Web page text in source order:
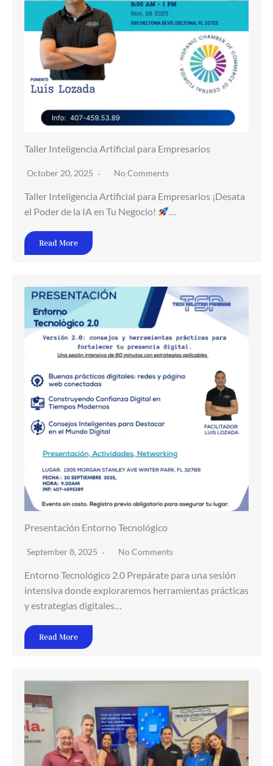
Taller Inteligencia Artificial para Empresarios
October 20, 2025 No Comments
Taller Inteligencia Artificial para Empresarios ¡Desata
el Poder de la IA en Tu Negocio!
…
Read More
Presentación Entorno Tecnológico
September 8, 2025 No Comments
Entorno Tecnológico 2.0 Prepárate para una sesión
intensiva donde exploraremos herramientas prácticas
y estrategias digitales…
Read More